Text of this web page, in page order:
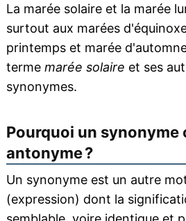
La marée solaire et la marée
surtout aux marées
printemps et marée
terme marée solaire et ses
synonymes.
Pourquoi un synonyme
antonyme ?
Un synonyme est un autre
(expression) dont la